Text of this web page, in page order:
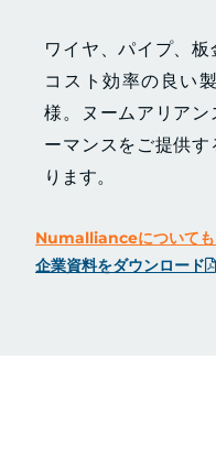
ワイヤ、パイプ、板
コスト効率の良い
様。ヌームアリア
ーマンスをご提供
ります。
Numallianceについても
企業資料をダウンロード